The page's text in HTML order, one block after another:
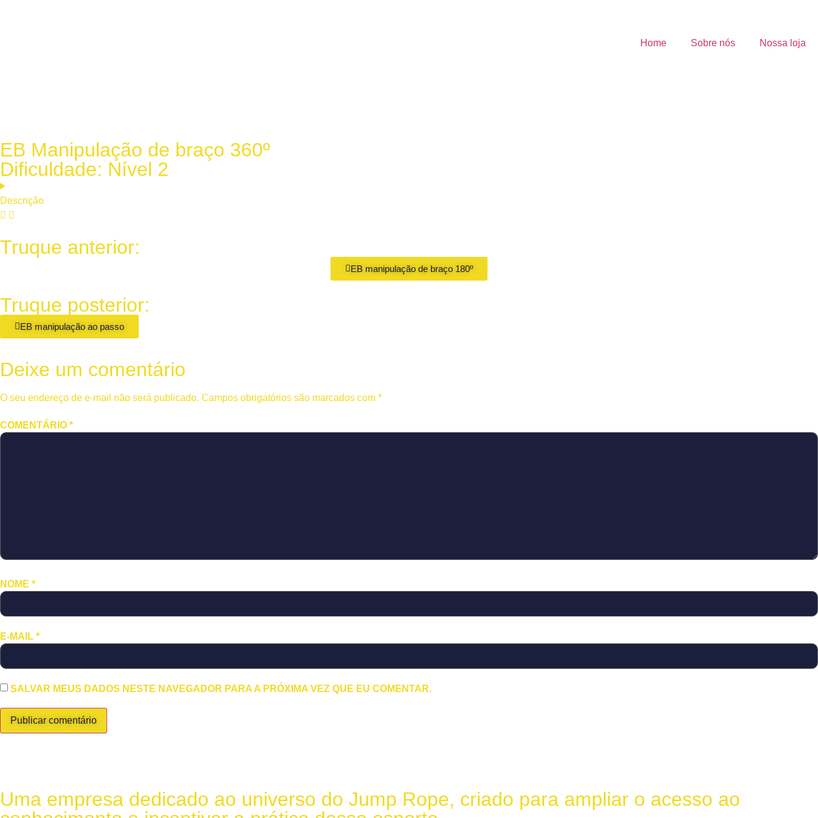
Home Sobre nós Nossa loja
EB Manipulação de braço 360º
Dificuldade: Nível 2
Descrição
Truque anterior:
EB manipulação de braço 180º
Truque posterior:
EB manipulação ao passo
Deixe um comentário
O seu endereço de e-mail não será publicado. Campos obrigatórios são marcados com *
COMENTÁRIO *
NOME *
E-MAIL *
SALVAR MEUS DADOS NESTE NAVEGADOR PARA A PRÓXIMA VEZ QUE EU COMENTAR.
Uma empresa dedicado ao universo do Jump Rope, criado para ampliar o acesso ao